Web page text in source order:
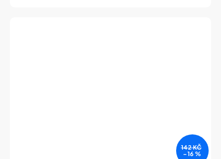
142 KČ
–16 %